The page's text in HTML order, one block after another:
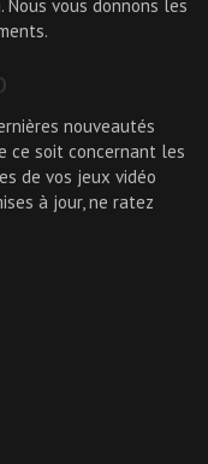
vous donnons les
nouveautés
ce soit concernant les
de vos jeux vidéo
à jour, ne ratez